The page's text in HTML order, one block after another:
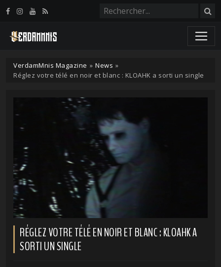
VerdamMnis Magazine » News »
Réglez votre télé en noir et blanc : KLOAHK a sorti un single
RÉGLEZ VOTRE TÉLÉ EN NOIR ET BLANC : KLOAHK A
SORTI UN SINGLE
Panneau de gestion des cookies